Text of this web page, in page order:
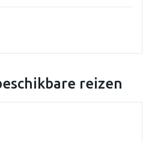
reizen